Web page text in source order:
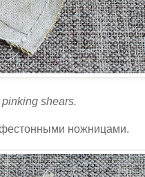
shears.
ножницами.